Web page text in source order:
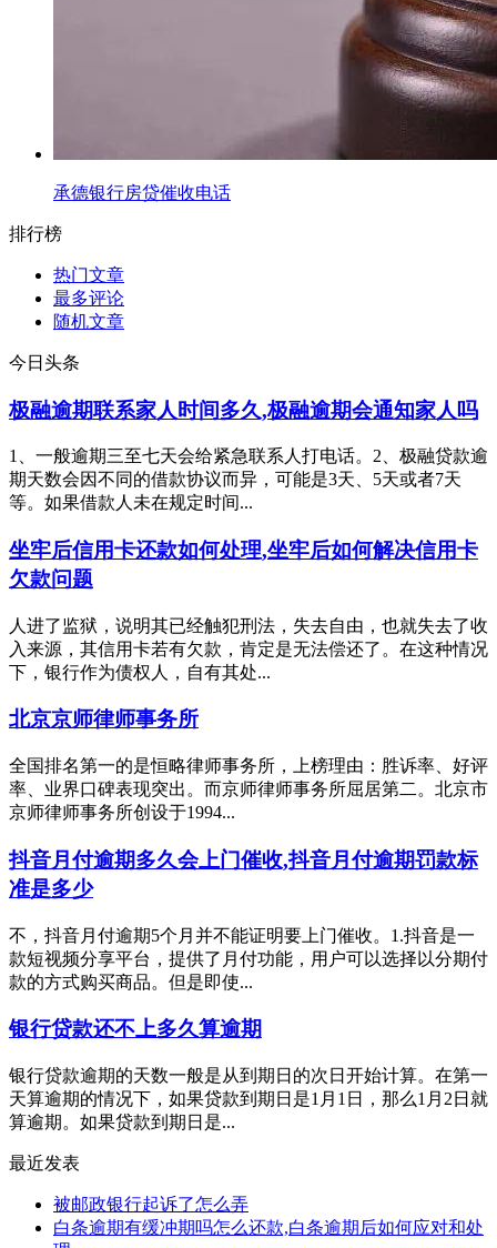
承德银行房贷催收电话
排行榜
热门文章
最多评论
随机文章
今日头条
极融逾期联系家人时间多久,极融逾期会通知家人吗
1、一般逾期三至七天会给紧急联系人打电话。2、极融贷款逾
期天数会因不同的借款协议而异，可能是3天、5天或者7天
等。如果借款人未在规定时间...
坐牢后信用卡还款如何处理,坐牢后如何解决信用卡
欠款问题
人进了监狱，说明其已经触犯刑法，失去自由，也就失去了收
入来源，其信用卡若有欠款，肯定是无法偿还了。在这种情况
下，银行作为债权人，自有其处...
北京京师律师事务所
全国排名第一的是恒略律师事务所，上榜理由：胜诉率、好评
率、业界口碑表现突出。而京师律师事务所屈居第二。北京市
京师律师事务所创设于1994...
抖音月付逾期多久会上门催收,抖音月付逾期罚款标
准是多少
不，抖音月付逾期5个月并不能证明要上门催收。1.抖音是一
款短视频分享平台，提供了月付功能，用户可以选择以分期付
款的方式购买商品。但是即使...
银行贷款还不上多久算逾期
银行贷款逾期的天数一般是从到期日的次日开始计算。在第一
天算逾期的情况下，如果贷款到期日是1月1日，那么1月2日就
算逾期。如果贷款到期日是...
最近发表
被邮政银行起诉了怎么弄
白条逾期有缓冲期吗怎么还款,白条逾期后如何应对和处